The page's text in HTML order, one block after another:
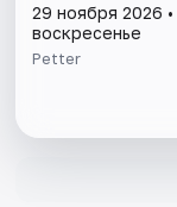
29 ноября 2026 •
воскресенье
Petter